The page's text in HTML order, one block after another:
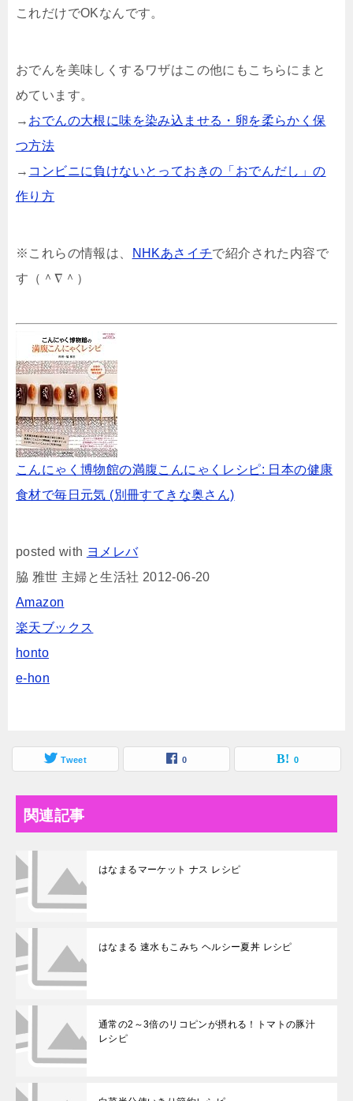
これだけでOKなんです。
おでんを美味しくするワザはこの他にもこちらにまと
めています。
→ おでんの大根に味を染み込ませる・卵を柔らかく保
つ方法
→ コンビニに負けないとっておきの「おでんだし」の
作り方
※これらの情報は、 NHKあさイチで紹介された内容で
す（＾∇＾）
こんにゃく博物館の満腹こんにゃくレシピ: 日本の健康
食材で毎日元気 (別冊すてきな奥さん)
posted with ヨメレバ
脇 雅世 主婦と生活社 2012-06-20
Amazon
楽天ブックス
honto
e-hon
Tweet 0 0
関連記事
はなまるマーケット ナス レシピ
はなまる 速水もこみち ヘルシー夏丼 レシピ
通常の2～3倍のリコピンが摂れる！トマトの豚汁
レシピ